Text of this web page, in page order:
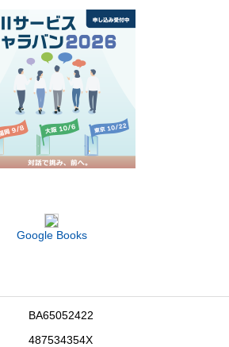
Google Books
BA65052422
487534354X